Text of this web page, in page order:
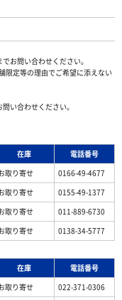
お問い合わせください。
定等の理由でご希望に添えない
い合わせください。
在庫
電話番号
取り寄せ
0166-49-4677
取り寄せ
0155-49-1377
取り寄せ
011-889-6730
取り寄せ 0138-34-5777
在庫
電話番号
取り寄せ
022-371-0306